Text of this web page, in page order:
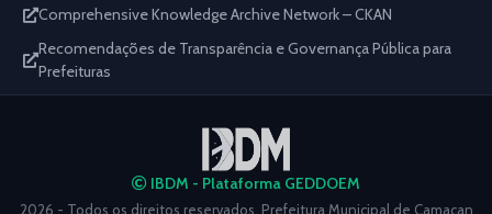
Comprehensive Knowledge Archive Network – CKAN
Recomendações de Transparência e Governança Pública para
Prefeituras
IBDM - Plataforma GEDDOEM
2026 - Todos os direitos reservados. Prefeitura Municipal de Camacan